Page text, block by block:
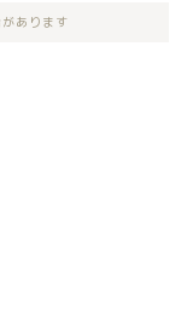
あります